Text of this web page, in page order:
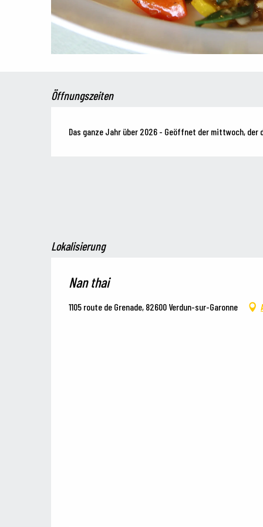
Öffnungszeiten
Das ganze Jahr über 2026 - Geöffnet der mittwoch,
Lokalisierung
Nan thai
1105 route de Grenade, 82600 Verdun-sur-Garonne